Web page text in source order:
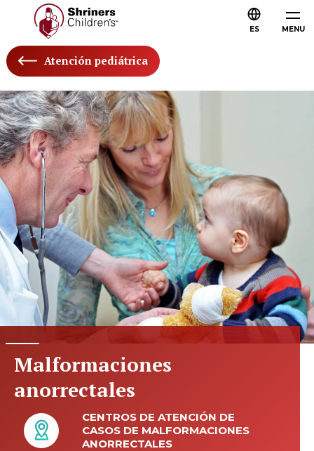
MENU
ES
Atención pediátrica
Malformaciones
anorrectales
CENTROS DE ATENCIÓN DE
CASOS DE MALFORMACIONES
ANORRECTALES